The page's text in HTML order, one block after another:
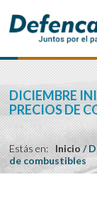
DICIEMBRE
PRECIOS DE
Estás en: Inicio/
de combustibles